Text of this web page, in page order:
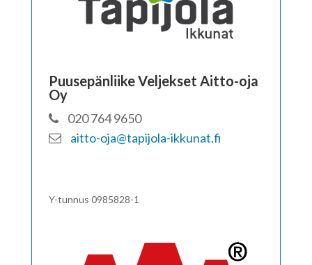
Puusepänliike Veljekset Aitto-oja
Oy
020 764 9650
aitto-oja@tapijola-ikkunat.fi
Y-tunnus 0985828-1